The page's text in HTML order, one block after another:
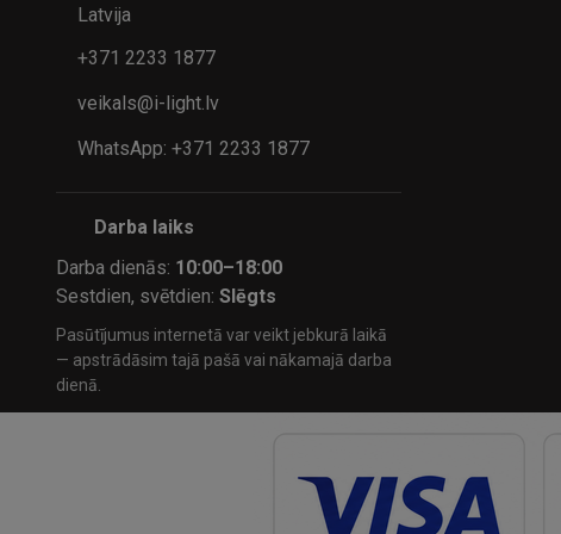
Latvija
+371 2233 1877
veikals@i-light.lv
WhatsApp: +371 2233 1877
Darba laiks
Darba dienās: 10:00–18:00
Sestdien, svētdien:Slēgts
Pasūtījumus internetā var veikt jebkurā laikā
— apstrādāsim tajā pašā vai nākamajā darba
dienā.